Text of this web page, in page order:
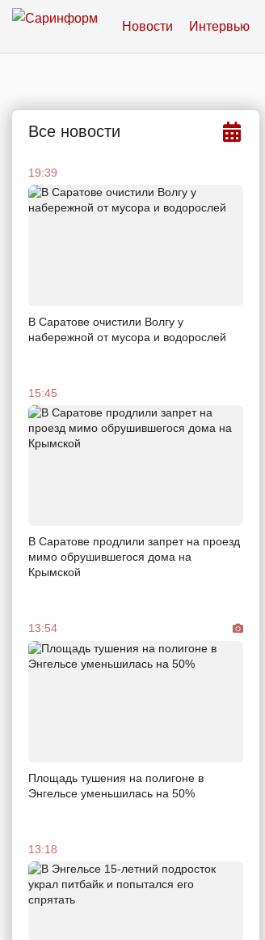
Новости Интервью
Все новости
19:39
В Саратове очистили Волгу у
набережной от мусора и водорослей
15:45
В Саратове продлили запрет на проезд
мимо обрушившегося дома на
Крымской
13:54
Площадь тушения на полигоне в
Энгельсе уменьшилась на 50%
13:18